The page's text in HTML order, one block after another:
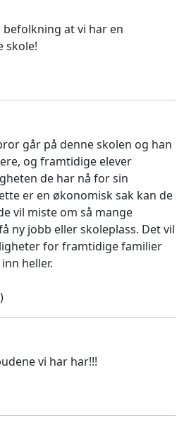
at vi har en
skole!
går på denne skolen og han
og framtidige elever
de har nå for sin
er en økonomisk sak kan de
vil miste om så mange
ny jobb eller skoleplass. Det vil
for framtidige familier
heller.
vi har har!!!